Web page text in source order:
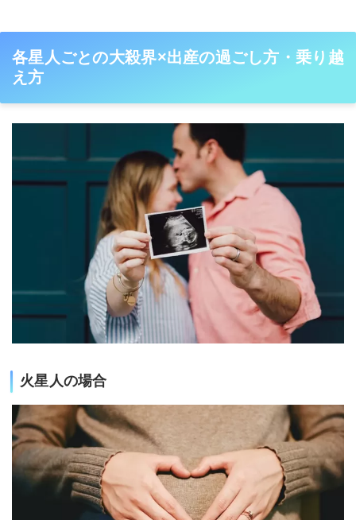
各星人ごとの大殺界×出産の過ごし方・乗り越
え方
火星人の場合